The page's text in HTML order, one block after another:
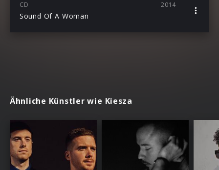
CD 2014
Sound Of A Woman
Ähnliche Künstler wie Kiesza